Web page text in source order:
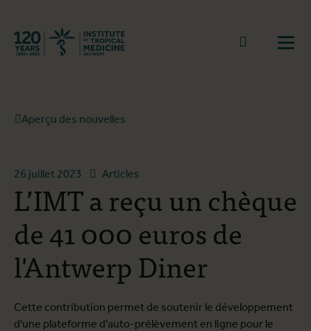
Retourner à la page d'accueil
go to
Aperçu des nouvelles
26 juillet 2023 Articles
L’IMT a reçu un chèque
de 41 000 euros de
l'Antwerp Diner
Cette contribution permet de soutenir le développement
d'une plateforme d'auto-prélèvement en ligne pour le